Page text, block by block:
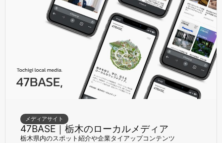
メディアサイト
47BASE｜栃木のローカルメディア
栃木県内のスポット紹介や企業タイアップコンテンツ